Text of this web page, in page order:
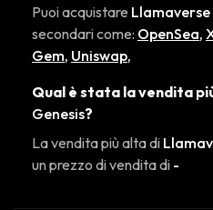
Puoi acquistare Llamaverse
secondari come: OpenSea,
Gem, Uniswap,
Qual è stata la vendita
Genesis?
La vendita più alta di
un prezzo di vendita di -